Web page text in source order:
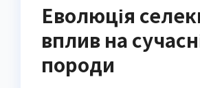
Еволюція
вплив на
породи